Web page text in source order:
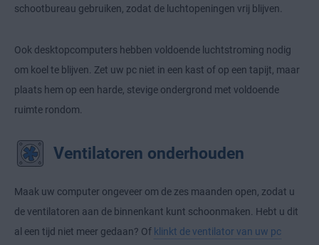
schootbureau gebruiken, zodat de luchtopeningen vrij blijven.
Ook desktopcomputers hebben voldoende luchtstroming nodig
om koel te blijven. Zet uw pc niet in een kast of op een tapijt, maar
plaats hem op een harde, stevige ondergrond met voldoende
ruimte rondom.
Ventilatoren onderhouden
Maak uw computer ongeveer om de zes maanden open, zodat u
de ventilatoren aan de binnenkant kunt schoonmaken. Hebt u dit
al een tijd niet meer gedaan? Of klinkt de ventilator van uw pc